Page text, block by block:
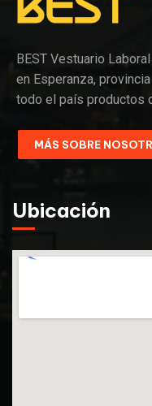
BEST Vestuario
en Esperanza,
todo el país productos
MÁS SOBRE
Ubicación